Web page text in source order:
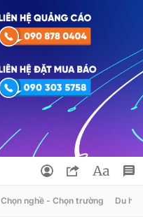
Chọn nghề - Chọn trường Du học